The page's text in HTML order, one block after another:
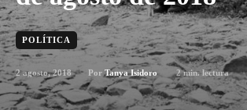
POLÍTICA
2 agosto, 2018 Por Tanya Isidoro 2min. lectura